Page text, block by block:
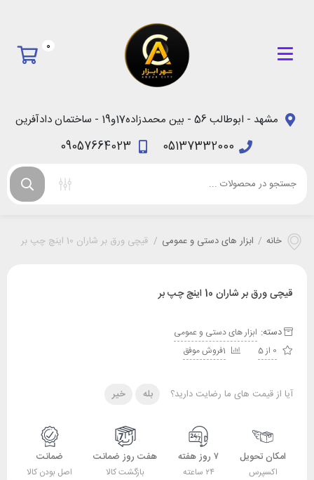
0
مشهد - ابوطالب 56 - بین محمدزاده17و19 - ساختمان دادآفرین
05137332000
09057664023
خانه / ابزار های دستی و عمومی / قیچی ورق بر شاران 10 اینچ چپ بر
قیچی ورق بر شاران 10 اینچ چپ بر
دسته: ابزار های دستی و عمومی
0 از 5
1فروش موفق
آیا از قیمت های ما رضایت دارید؟ بله خیر
امکان تحویل
اکسپرس
۷ روز هفته
۲۴ ساعته
هفت روز ضمانت
بازگشت کالا
ضمانت
اصل بودن کالا